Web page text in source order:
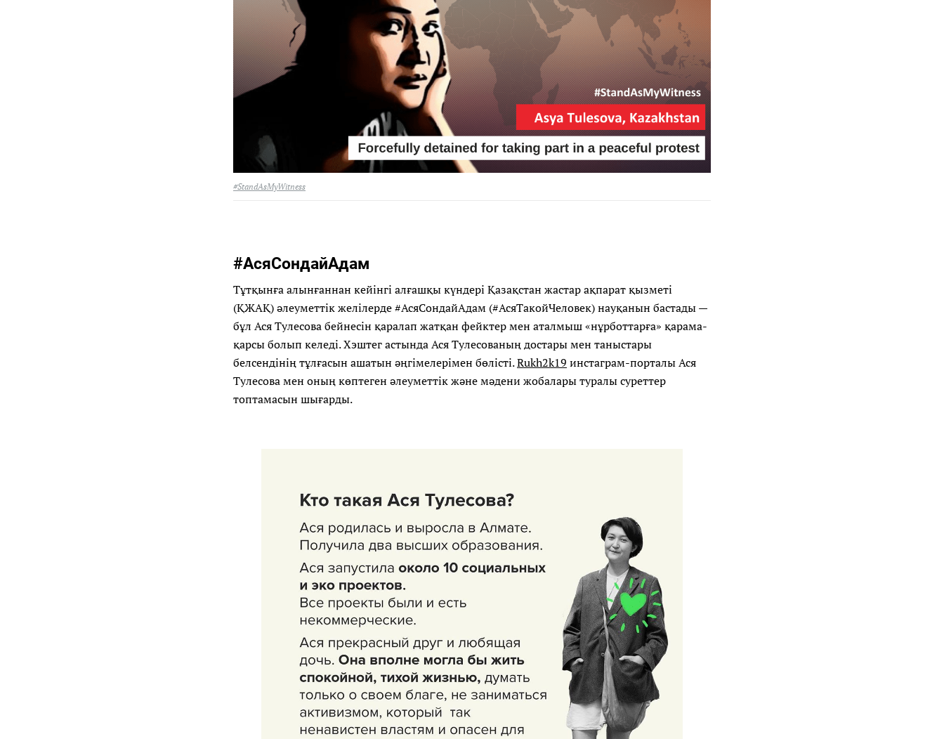
#StandAsMyWitness
#АсяСондайАдам
Тұтқынға алынғаннан кейінгі алғашқы күндері Қазақстан жастар ақпарат қызметі
(ҚЖАҚ) әлеуметтік желілерде #АсяСондайАдам (#АсяТакойЧеловек) науқанын бастады —
бұл Ася Тулесова бейнесін қаралап жатқан фейктер мен аталмыш «нұрботтарға» қарама-
қарсы болып келеді. Хэштег астында Ася Тулесованың достары мен таныстары
белсендінің тұлғасын ашатын әңгімелерімен бөлісті.Rukh2k19 инстаграм-порталы Ася
Тулесова мен оның көптеген әлеуметтік және мәдени жобалары туралы суреттер
топтамасын шығарды.